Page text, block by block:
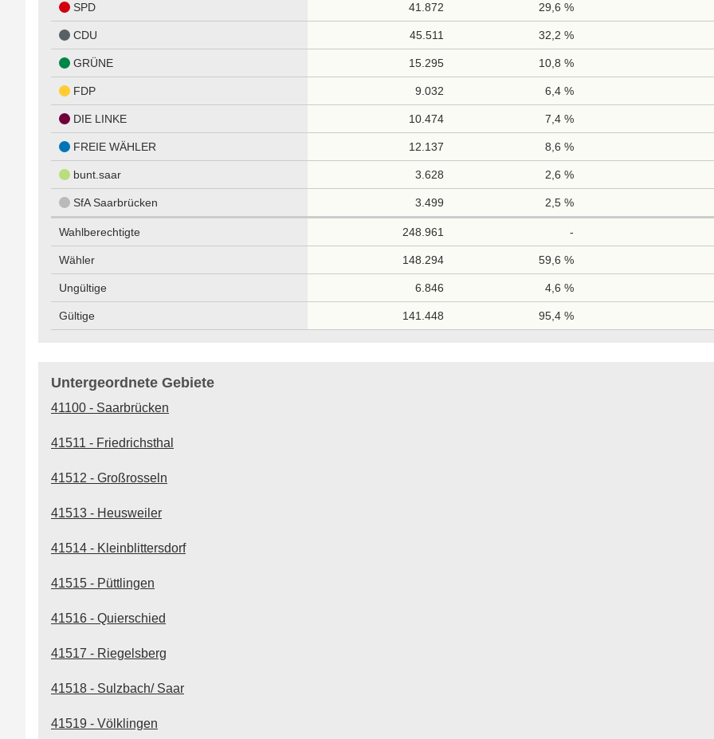
SPD 41.872 29,6 %
CDU 45.511 32,2 %
GRÜNE 15.295 10,8 %
FDP 9.032 6,4 %
DIE LINKE 10.474 7,4 %
FREIE WÄHLER 12.137 8,6 %
bunt.saar 3.628 2,6 %
SfA Saarbrücken 3.499 2,5 %
Wahlberechtigte 248.961 -
Wähler 148.294 59,6 %
Ungültige 6.846 4,6 %
Gültige 141.448 95,4 %
Untergeordnete Gebiete
41100 - Saarbrücken
41511 - Friedrichsthal
41512 - Großrosseln
41513 - Heusweiler
41514 - Kleinblittersdorf
41515 - Püttlingen
41516 - Quierschied
41517 - Riegelsberg
41518 - Sulzbach/ Saar
41519 - Völklingen